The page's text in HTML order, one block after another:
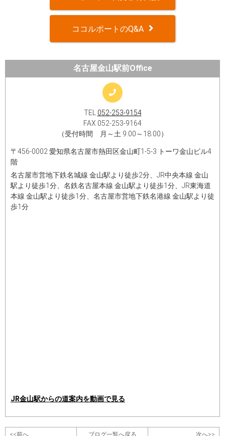
ココルポートのQ&A
名古屋金山駅前Office
TEL 052-253-9154
FAX 052-253-9164
（受付時間 月～土 9:00～18:00）
〒456-0002 愛知県名古屋市熱田区金山町1-5-3 トーワ金山ビル4
階
名古屋市営地下鉄名城線 金山駅より徒歩2分、JR中央本線 金山
駅より徒歩1分、名鉄名古屋本線 金山駅より徒歩1分、JR東海道
本線 金山駅より徒歩1分、名古屋市営地下鉄名港線 金山駅より徒
歩1分
JR金山駅からの道案内を動画で見る
<<前へ ブログ一覧へ戻る 次へ>>